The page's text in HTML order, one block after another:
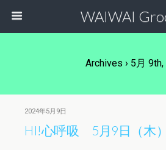
WAIWAI
Archives › 5月
2024年5月9日
HI!心呼吸 5月9日（木）